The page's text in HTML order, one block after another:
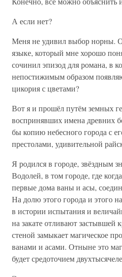
А если нет?
Меня не удивил выбор норны.
языке, который мне хорошо
сочинил эпизод для романа, в
непостижимым образом
цикория с цветами?
Вот я и прошёл путём земных
воспринявших имена древних
бы копию небесного города с
престолами, удивительной
Я родился в городе, звёздным
Водолей, в том городе, где
первые дома ваны и асы,
На долю этого города и этого
в истории испытания и
на закате отливают застывшей
стеной замыкает магическое
ванами и асами. Отныне это
будет средоточием